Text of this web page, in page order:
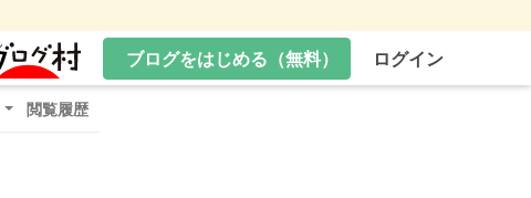
ブログをはじめる（無料）
ログイン
閲覧履歴